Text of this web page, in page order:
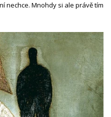
nechce. Mnohdy si ale právě tím